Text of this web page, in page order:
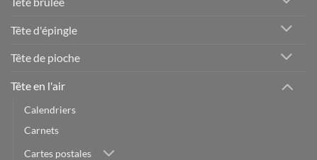
Tête d'épingle
Tête de pioche
Tête en l'air
Calendriers
Carnets
Cartes postales